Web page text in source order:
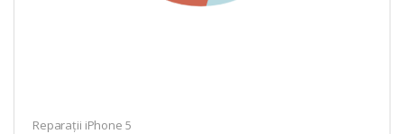
Reparații iPhone 5